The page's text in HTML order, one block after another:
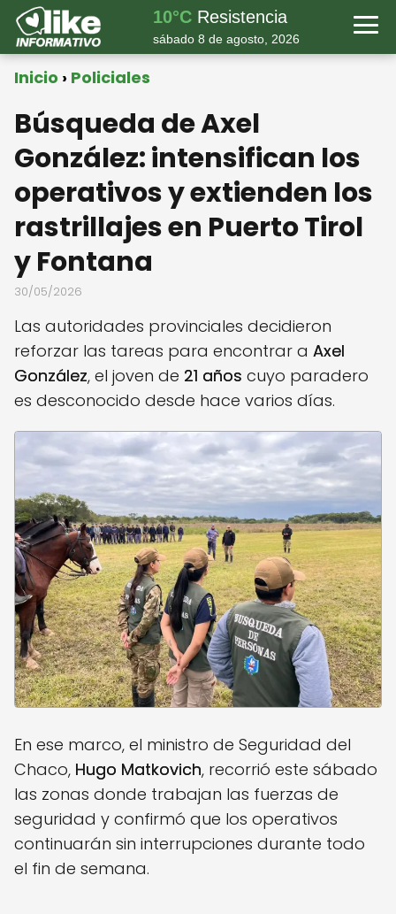
10°C Resistencia
sábado 8 de agosto, 2026
Inicio Policiales
Búsqueda de Axel
González: intensifican los
operativos y extienden los
rastrillajes en Puerto Tirol
y Fontana
30/05/2026
Las autoridades provinciales decidieron
reforzar las tareas para encontrar a Axel
González, el joven de 21 años cuyo paradero
es desconocido desde hace varios días.
En ese marco, el ministro de Seguridad del
Chaco, Hugo Matkovich, recorrió este sábado
las zonas donde trabajan las fuerzas de
seguridad y confirmó que los operativos
continuarán sin interrupciones durante todo
el fin de semana.